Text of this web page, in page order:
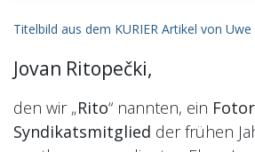
Titelbild aus dem KURIER Artikel von
Jovan Ritopečki,
den wir „Rito“ nannten, ein
Syndikatsmitglied der frühen